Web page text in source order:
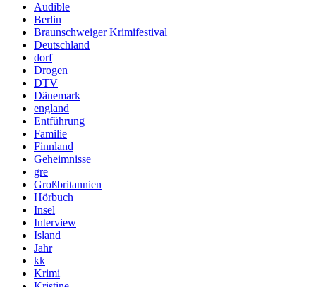
Audible
Berlin
Braunschweiger Krimifestival
Deutschland
dorf
Drogen
DTV
Dänemark
england
Entführung
Familie
Finnland
Geheimnisse
gre
Großbritannien
Hörbuch
Insel
Interview
Island
Jahr
kk
Krimi